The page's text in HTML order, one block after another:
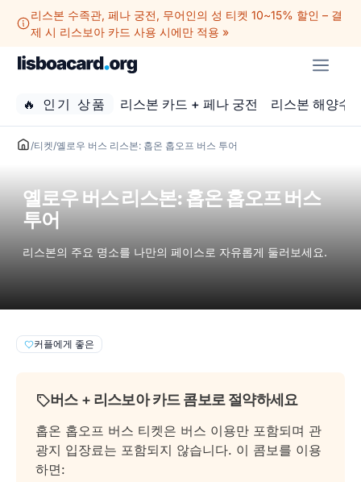
뛰
리스본 수족관, 페나 궁전, 무어인의 성 티켓 10~15% 할인 – 결
제 시 리스보아 카드 사용 시에만 적용 »
메
🔥 인기 상품 리스본 카드 + 페나 궁전 리스본 해양수
/티켓/옐로우 버스 리스본: 홉온 홉오프 버스 투어
옐로우 버스 리스본: 홉온 홉오프 버스
투어
리스본의 주요 명소를 나만의 페이스로 자유롭게 둘러보세요.
커플에게 좋은
버스 + 리스보아 카드 콤보로 절약하세요
홉온 홉오프 버스 티켓은 버스 이용만 포함되며 관
광지 입장료는 포함되지 않습니다. 이 콤보를 이용
하면: